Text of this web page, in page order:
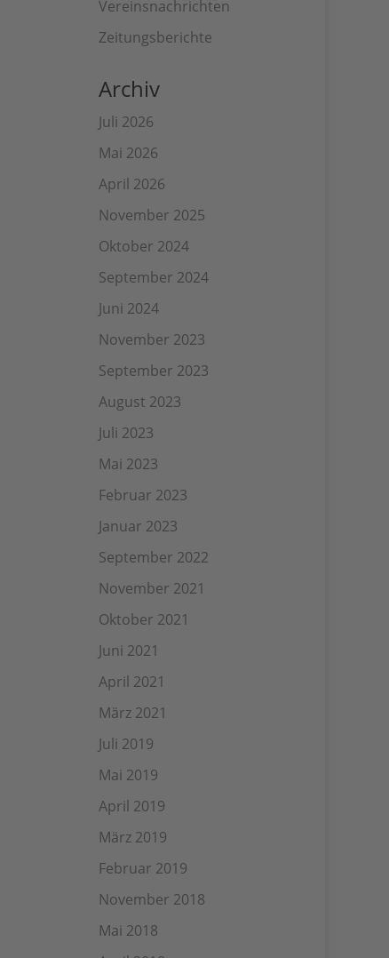
Vereinsnachrichten
Zeitungsberichte
Archiv
Juli 2026
Mai 2026
April 2026
November 2025
Oktober 2024
September 2024
Juni 2024
November 2023
September 2023
August 2023
Juli 2023
Mai 2023
Februar 2023
Januar 2023
September 2022
November 2021
Oktober 2021
Juni 2021
April 2021
März 2021
Juli 2019
Mai 2019
April 2019
März 2019
Februar 2019
November 2018
Mai 2018